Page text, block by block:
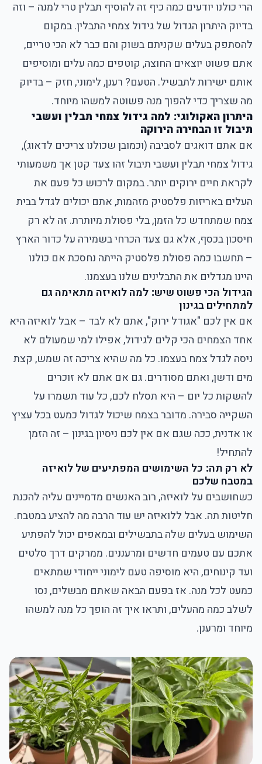
הרי כולנו יודעים כמה כיף זה להוסיף תבלין טרי למנה – וזה
בדיוק היתרון הגדול של גידול צמחי התבלין. במקום
להסתפק בעלים שקניתם בשוק והם כבר לא הכי טריים,
אתם פשוט יוצאים החוצה, קוטפים כמה עלים ומוסיפים
אותם ישירות לתבשיל. הטעם? רענן, לימוני, חזק – בדיוק
מה שצריך כדי להפוך מנה פשוטה למשהו מיוחד.
היתרון האקולוגי: למה גידול צמחי תבלין ועשבי
תיבול זו הבחירה הירוקה
אם אתם דואגים לסביבה (וכמובן שכולנו צריכים לדאוג),
גידול צמחי תבלין ועשבי תיבול זהו צעד קטן אך משמעותי
לקראת חיים ירוקים יותר. במקום לרכוש כל פעם את
העלים באריזות פלסטיק מזהמות, אתם יכולים לגדל בבית
צמח שמתחדש כל הזמן, בלי פסולת מיותרת. זה לא רק
חיסכון בכסף, אלא גם צעד הכרחי בשמירה על כדור הארץ
– תחשבו כמה פסולת פלסטיק הייתה נחסכת אם כולנו
היינו מגדלים את התבלינים שלנו בעצמנו.
הגידול הכי פשוט שיש: למה לואיזה מתאימה גם
למתחילים בגינון
אם אין לכם "אגודל ירוק", אתם לא לבד – אבל לואיזה היא
אחד הצמחים הכי קלים לגידול, אפילו למי שמעולם לא
ניסה לגדל צמח בעצמו. כל מה שהיא צריכה זה שמש, קצת
מים ודשן, ואתם מסודרים. גם אם אתם לא זוכרים
להשקות כל יום – היא תסלח לכם, כל עוד תשמרו על
השקייה סבירה. מדובר בצמח שיכול לגדול כמעט בכל עציץ
או אדנית, ככה שגם אם אין לכם ניסיון בגינון – זה הזמן
להתחיל!
לא רק תה: כל השימושים המפתיעים של לואיזה
במטבח שלכם
כשחושבים על לואיזה, רוב האנשים מדמיינים עליה להכנת
חליטות תה. אבל ללואיזה יש עוד הרבה מה להציע במטבח.
השימוש בעלים שלה בתבשילים ובמאפים יכול להפתיע
אתכם עם טעמים חדשים ומרעננים. ממרקים דרך סלטים
ועד קינוחים, היא מוסיפה טעם לימוני ייחודי שמתאים
כמעט לכל מנה. אז בפעם הבאה שאתם מבשלים, נסו
לשלב כמה מהעלים, ותראו איך זה הופך כל מנה למשהו
מיוחד ומרענן.